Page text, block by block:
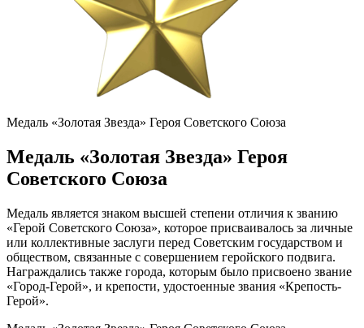
Медаль «Золотая Звезда» Героя Советского Союза
Медаль «Золотая Звезда» Героя
Советского Союза
Медаль является знаком высшей степени отличия к званию
«Герой Советского Союза», которое присваивалось за личные
или коллективные заслуги перед Советским государством и
обществом, связанные с совершением геройского подвига.
Награждались также города, которым было присвоено звание
«Город-Герой», и крепости, удостоенные звания «Крепость-
Герой».